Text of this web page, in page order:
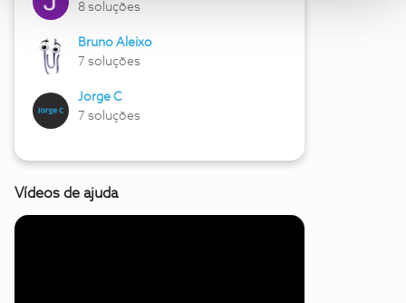
8 soluções
Bruno Aleixo
7 soluções
Jorge C
7 soluções
Vídeos de ajuda